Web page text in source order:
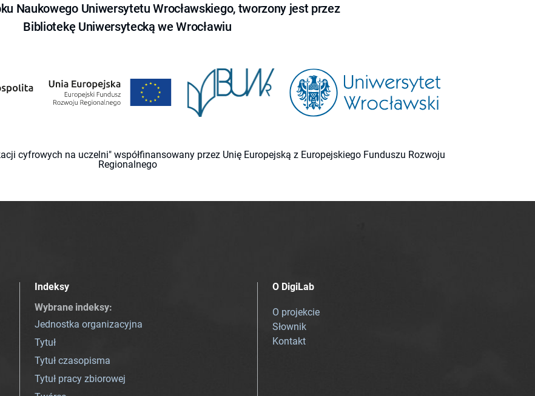
Naukowego Uniwersytetu Wrocławskiego, tworzony jest przez
Bibliotekę Uniwersytecką we Wrocławiu
cyfrowych na uczelni" współfinansowany przez Unię Europejską z Europejskiego Funduszu Rozwoju
Regionalnego
Indeksy
Wybrane indeksy:
Jednostka organizacyjna
Tytuł
Tytuł czasopisma
Tytuł pracy zbiorowej
O DigiLab
O projekcie
Słownik
Kontakt